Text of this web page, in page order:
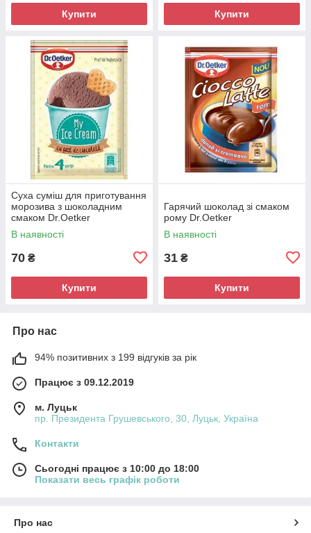
Купити Купити
Суха суміш для приготування
морозива з шоколадним
смаком Dr.Oetker
В наявності
70 ₴
Купити
Гарячий шоколад зі смаком
рому Dr.Oetker
В наявності
31 ₴
Купити
Про нас
94% позитивних з 199 відгуків за рік
Працює з 09.12.2019
м. Луцьк
пр. Президента Грушевського, 30, Луцьк, Україна
Контакти
Сьогодні працює з 10:00 до 18:00
Показати весь графік роботи
Про нас